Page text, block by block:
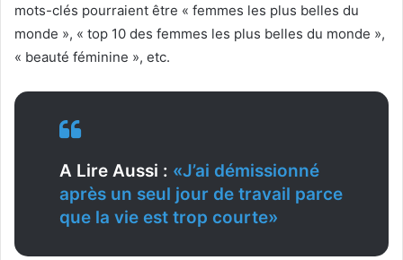
mots-clés pourraient être « femmes les plus belles du
monde », « top 10 des femmes les plus belles du monde »,
« beauté féminine », etc.
A Lire Aussi : «J’ai démissionné
après un seul jour de travail parce
que la vie est trop courte»